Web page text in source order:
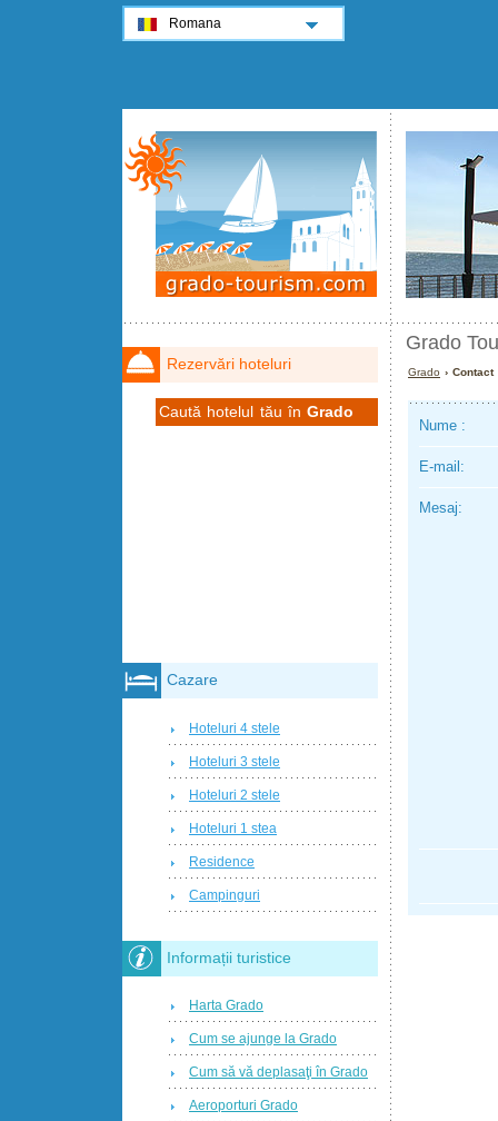
Grado
Grado › Contact
Nume :
E-mail:
Mesaj:
Rezervări hoteluri
Caută hotelul tău înGrado
Cazare
Hoteluri 4 stele
Hoteluri 3 stele
Hoteluri 2 stele
Hoteluri 1 stea
Residence
Campinguri
Informații turistice
Harta Grado
Cum se ajunge la Grado
Cum să vă deplasaţi în Grado
Aeroporturi Grado
Romana